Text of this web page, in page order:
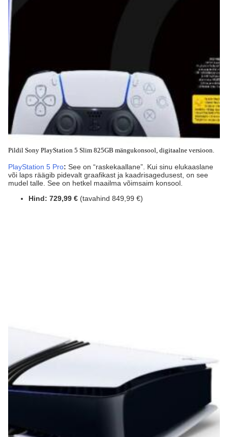
Pildil Sony PlayStation 5 Slim 825GB mängukonsool, digitaalne versioon.
PlayStation 5 Pro: See on “raskekaallane”. Kui sinu elukaaslane
või laps räägib pidevalt graafikast ja kaadrisagedusest, on see
mudel talle. See on hetkel maailma võimsaim konsool.
Hind: 729,99 € (tavahind 849,99 €)